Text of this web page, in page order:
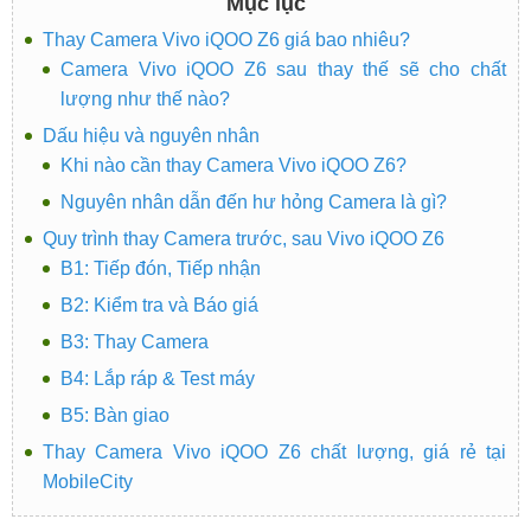
Thay Camera Vivo iQOO Z6 giá bao nhiêu?
Camera Vivo iQOO Z6 sau thay thế sẽ cho chất
lượng như thế nào?
Dấu hiệu và nguyên nhân
Khi nào cần thay Camera Vivo iQOO Z6?
Nguyên nhân dẫn đến hư hỏng Camera là gì?
Quy trình thay Camera trước, sau Vivo iQOO Z6
B1: Tiếp đón, Tiếp nhận
B2: Kiểm tra và Báo giá
B3: Thay Camera
B4: Lắp ráp & Test máy
B5: Bàn giao
Thay Camera Vivo iQOO Z6 chất lượng, giá rẻ tại
MobileCity